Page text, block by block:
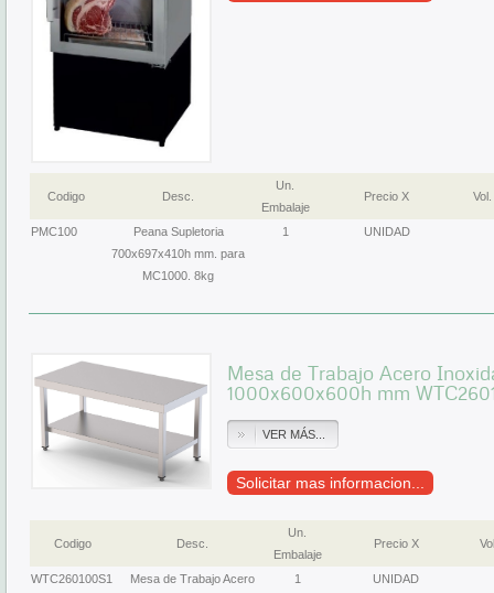
Codigo Desc.
Un.
Embalaje
Precio X Vol.
PMC100
Peana Supletoria
700x697x410h mm. para
MC1000. 8kg
1 UNIDAD
Mesa de Trabajo Acero
1000x600x600h mm
VER MÁS...
Solicitar mas informacion...
Codigo Desc.
Un.
Embalaje
Precio X
WTC260100S1
Mesa de Trabajo Acero
1 UNIDAD